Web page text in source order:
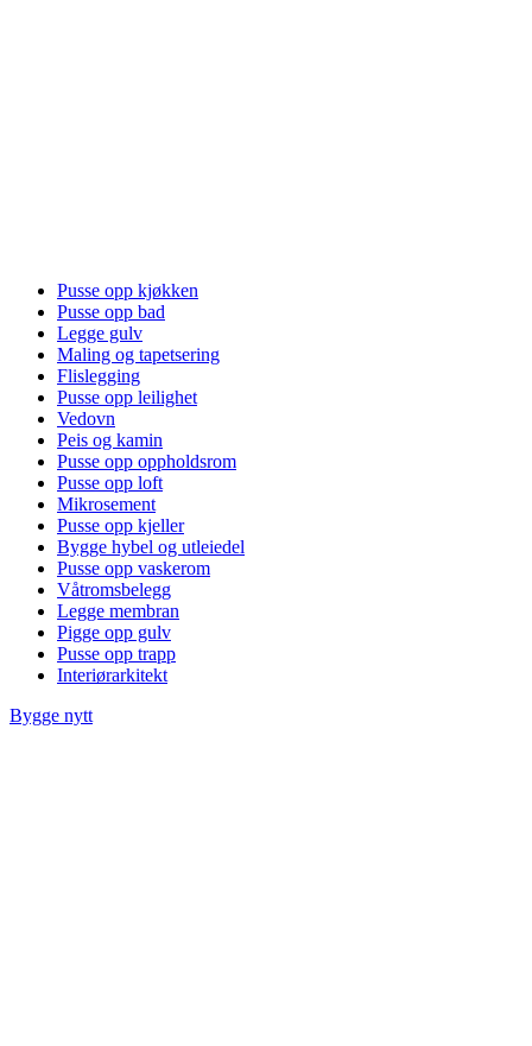
Pusse opp kjøkken
Pusse opp bad
Legge gulv
Maling og tapetsering
Flislegging
Pusse opp leilighet
Vedovn
Peis og kamin
Pusse opp oppholdsrom
Pusse opp loft
Mikrosement
Pusse opp kjeller
Bygge hybel og utleiedel
Pusse opp vaskerom
Våtromsbelegg
Legge membran
Pigge opp gulv
Pusse opp trapp
Interiørarkitekt
Bygge nytt